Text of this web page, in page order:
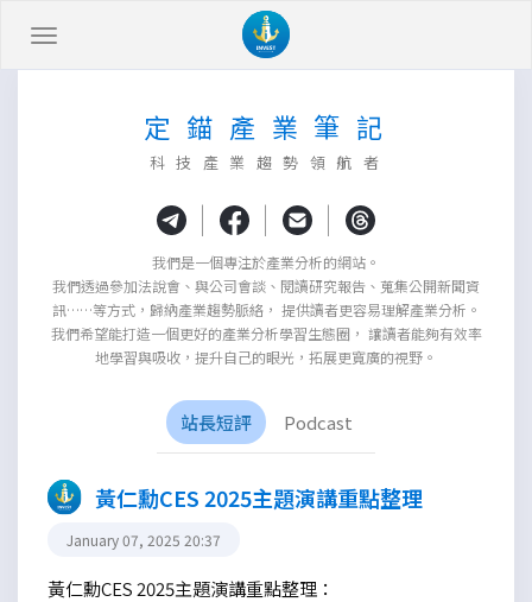
定 錨 產 業 筆 記
科 技 產 業 趨 勢 領 航 者
| | |
我們是一個專注於產業分析的網站。
我們透過參加法說會、與公司會談、閱讀研究報告、蒐集公開新聞資
訊……等方式，歸納產業趨勢脈絡， 提供讀者更容易理解產業分析。
我們希望能打造一個更好的產業分析學習生態圈， 讓讀者能夠有效率
地學習與吸收，提升自己的眼光，拓展更寬廣的視野。
站長短評 Podcast
黃仁勳CES 2025主題演講重點整理
January 07, 2025 20:37
黃仁勳CES 2025主題演講重點整理：